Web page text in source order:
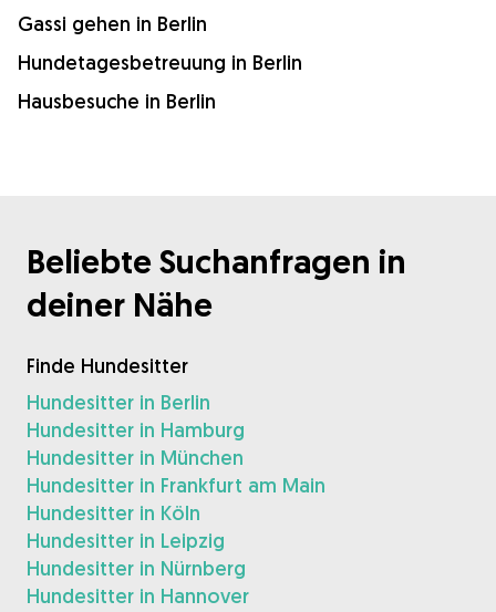
Gassi gehen in Berlin
Hundetagesbetreuung in Berlin
Hausbesuche in Berlin
Beliebte Suchanfragen in
deiner Nähe
Finde Hundesitter
Hundesitter in Berlin
Hundesitter in Hamburg
Hundesitter in München
Hundesitter in Frankfurt am Main
Hundesitter in Köln
Hundesitter in Leipzig
Hundesitter in Nürnberg
Hundesitter in Hannover